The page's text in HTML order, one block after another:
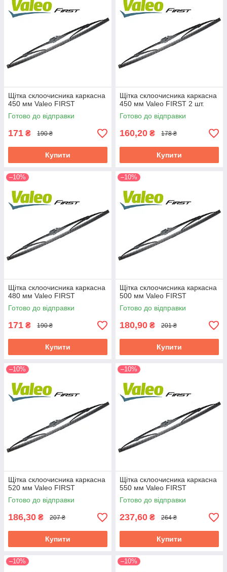
Щітка склоочисника каркасна
450 мм Valeo FIRST
Готово до відправки
171 ₴ 190 ₴
Купити
Щітка склоочисника каркасна
450 мм Valeo FIRST 2 шт.
Готово до відправки
160,20 ₴ 178 ₴
Купити
–10%
Щітка склоочисника каркасна
480 мм Valeo FIRST
Готово до відправки
171 ₴ 190 ₴
Купити
–10%
Щітка склоочисника каркасна
500 мм Valeo FIRST
Готово до відправки
180,90 ₴ 201 ₴
Купити
–10%
Щітка склоочисника каркасна
520 мм Valeo FIRST
Готово до відправки
186,30 ₴ 207 ₴
Купити
–10%
Щітка склоочисника каркасна
550 мм Valeo FIRST
Готово до відправки
237,60 ₴ 264 ₴
Купити
–10% –10%